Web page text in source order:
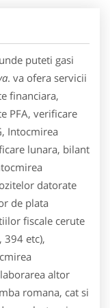
puteti gasi
. va ofera servicii
financiara,
PFA, verificare
Intocmirea
lunara, bilant
datorate
de plata
fiscale cerute
394 etc),
altor
romana, cat si